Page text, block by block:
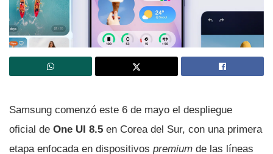
Samsung comenzó este 6 de mayo el despliegue
oficial de One UI 8.5 en Corea del Sur, con una primera
etapa enfocada en dispositivos premium de las líneas